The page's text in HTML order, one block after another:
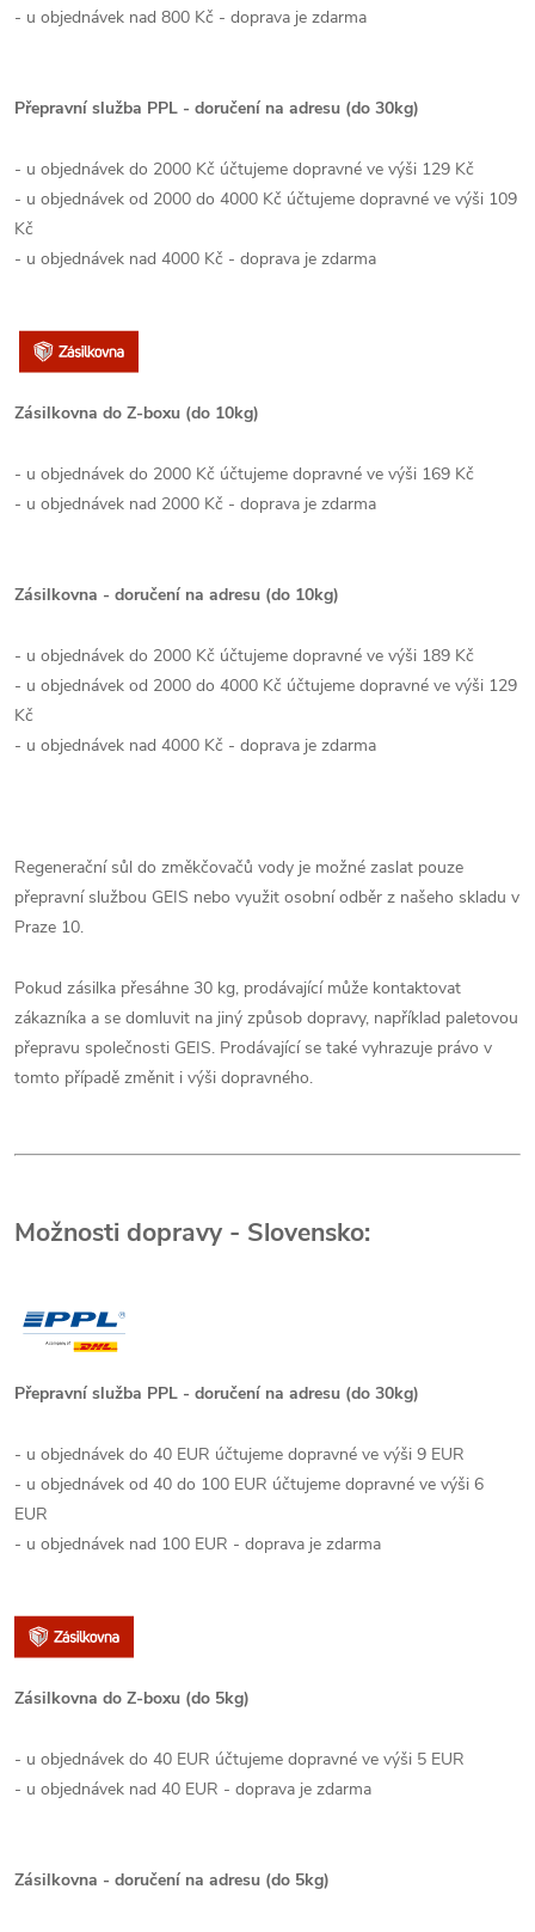
- u objednávek nad 800 Kč - doprava je zdarma
Přepravní služba PPL - doručení na adresu (do 30kg)
- u objednávek do 2000 Kč účtujeme dopravné ve výši 129 Kč
- u objednávek od 2000 do 4000 Kč účtujeme dopravné ve výši 109
Kč
- u objednávek nad 4000 Kč - doprava je zdarma
Zásilkovna do Z-boxu (do 10kg)
- u objednávek do 2000 Kč účtujeme dopravné ve výši 169 Kč
- u objednávek nad 2000 Kč - doprava je zdarma
Zásilkovna - doručení na adresu (do 10kg)
- u objednávek do 2000 Kč účtujeme dopravné ve výši 189 Kč
- u objednávek od 2000 do 4000 Kč účtujeme dopravné ve výši 129
Kč
- u objednávek nad 4000 Kč - doprava je zdarma
Regenerační sůl do změkčovačů vody je možné zaslat pouze
přepravní službou GEIS nebo využit osobní odběr z našeho skladu v
Praze 10.
Pokud zásilka přesáhne 30 kg, prodávající může kontaktovat
zákazníka a se domluvit na jiný způsob dopravy, například paletovou
přepravu společnosti GEIS. Prodávající se také vyhrazuje právo v
tomto případě změnit i výši dopravného.
Možnosti dopravy - Slovensko:
Přepravní služba PPL - doručení na adresu (do 30kg)
- u objednávek do 40 EUR účtujeme dopravné ve výši 9 EUR
- u objednávek od 40 do 100 EUR účtujeme dopravné ve výši 6
EUR
- u objednávek nad 100 EUR - doprava je zdarma
Zásilkovna do Z-boxu (do 5kg)
- u objednávek do 40 EUR účtujeme dopravné ve výši 5 EUR
- u objednávek nad 40 EUR - doprava je zdarma
Zásilkovna - doručení na adresu (do 5kg)